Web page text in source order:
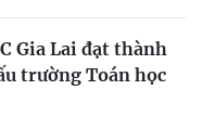
Gia Lai đạt thành
trường Toán học